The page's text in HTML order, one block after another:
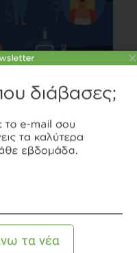
να σε ανησυχεί!
×